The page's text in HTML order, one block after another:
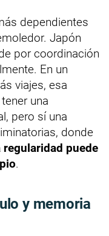
dependientes
Japón
por coordinación
En un
viajes, esa
una
pero sí una
donde
regularidad puede
.
y memoria